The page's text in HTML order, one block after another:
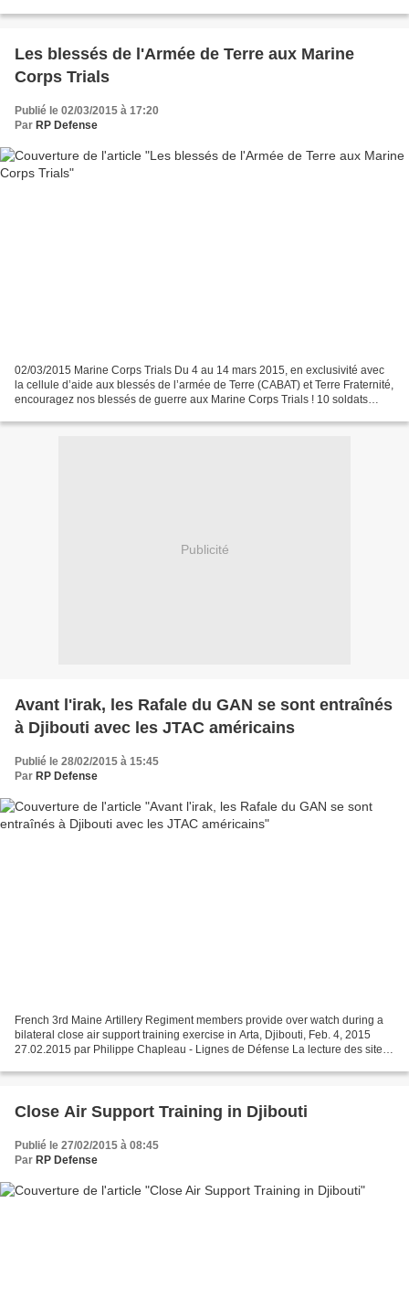
Les blessés de l'Armée de Terre aux Marine
Corps Trials
Publié le 02/03/2015 à 17:20
Par RP Defense
02/03/2015 Marine Corps Trials Du 4 au 14 mars 2015, en exclusivité avec
la cellule d’aide aux blessés de l’armée de Terre (CABAT) et Terre Fraternité,
encouragez nos blessés de guerre aux Marine Corps Trials ! 10 soldats
Publicité
Avant l'irak, les Rafale du GAN se sont entraînés
à Djibouti avec les JTAC américains
Publié le 28/02/2015 à 15:45
Par RP Defense
French 3rd Maine Artillery Regiment members provide over watch during a
bilateral close air support training exercise in Arta, Djibouti, Feb. 4, 2015
27.02.2015 par Philippe Chapleau - Lignes de Défense La lecture des sites
Close Air Support Training in Djibouti
Publié le 27/02/2015 à 08:45
Par RP Defense